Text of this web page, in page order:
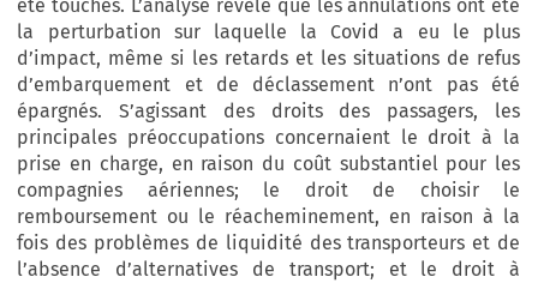
été touchés. L’analyse révèle que les annulations ont été
la perturbation sur laquelle la Covid a eu le plus
d’impact, même si les retards et les situations de refus
d’embarquement et de déclassement n’ont pas été
épargnés. S’agissant des droits des passagers, les
principales préoccupations concernaient le droit à la
prise en charge, en raison du coût substantiel pour les
compagnies aériennes; le droit de choisir le
remboursement ou le réacheminement, en raison à la
fois des problèmes de liquidité des transporteurs et de
l’absence d’alternatives de transport; et le droit à